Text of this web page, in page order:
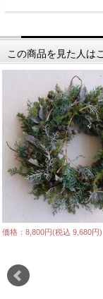
この商品を見た人は
価格：8,800円(税込 9,680円)